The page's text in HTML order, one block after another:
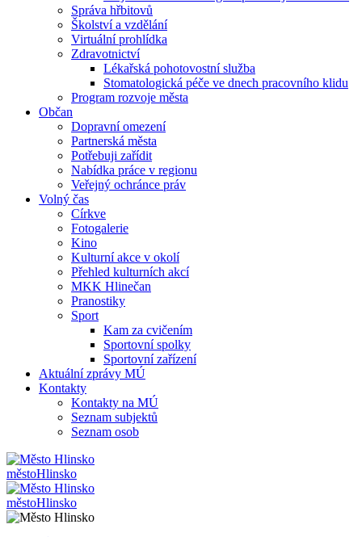
Správa hřbitovů
Školství a vzdělání
Virtuální prohlídka
Zdravotnictví
Lékařská pohotovostní služba
Stomatologická péče ve dnech pracovního klidu
Program rozvoje města
Občan
Dopravní omezení
Partnerská města
Potřebuji zařídit
Nabídka práce v regionu
Veřejný ochránce práv
Volný čas
Církve
Fotogalerie
Kino
Kulturní akce v okolí
Přehled kulturních akcí
MKK Hlinečan
Pranostiky
Sport
Kam za cvičením
Sportovní spolky
Sportovní zařízení
Aktuální zprávy MÚ
Kontakty
Kontakty na MÚ
Seznam subjektů
Seznam osob
městoHlinsko
městoHlinsko